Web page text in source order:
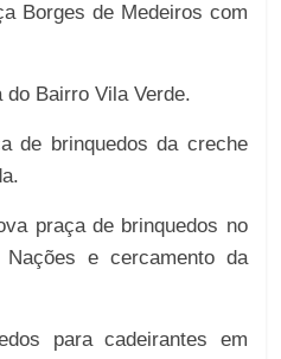
Borges de Medeiros com
Bairro Vila Verde.
de brinquedos da creche
praça de brinquedos no
e cercamento da
para cadeirantes em